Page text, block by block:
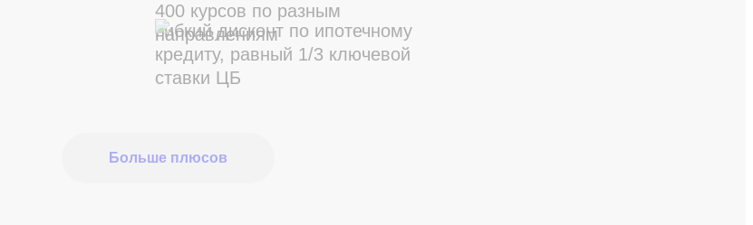
400 курсов по разным
направлениям
Гибкий дисконт по ипотечному
кредиту, равный 1/3 ключевой
ставки ЦБ
Больше плюсов